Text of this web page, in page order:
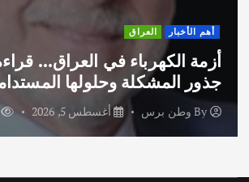
أهم الأخبار ثقافة وفنون
اختتام ورشة السينوغرافيا في
الاماراتية
وطن برس أغسطس 3, 2026